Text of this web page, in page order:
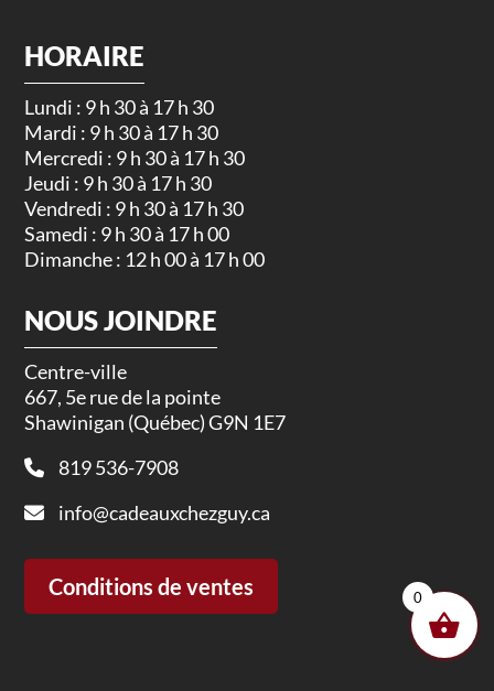
HORAIRE
Lundi : 9 h 30 à 17 h 30
Mardi : 9 h 30 à 17 h 30
Mercredi : 9 h 30 à 17 h 30
Jeudi : 9 h 30 à 17 h 30
Vendredi : 9 h 30 à 17 h 30
Samedi : 9 h 30 à 17 h 00
Dimanche : 12 h 00 à 17 h 00
NOUS JOINDRE
Centre-ville
667, 5e rue de la pointe
Shawinigan (Québec) G9N 1E7
819 536-7908
info@cadeauxchezguy.ca
Conditions de ventes 0